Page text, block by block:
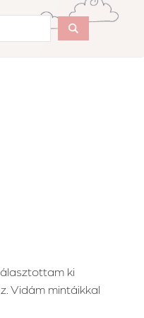
ki
Vidám mintáikkal